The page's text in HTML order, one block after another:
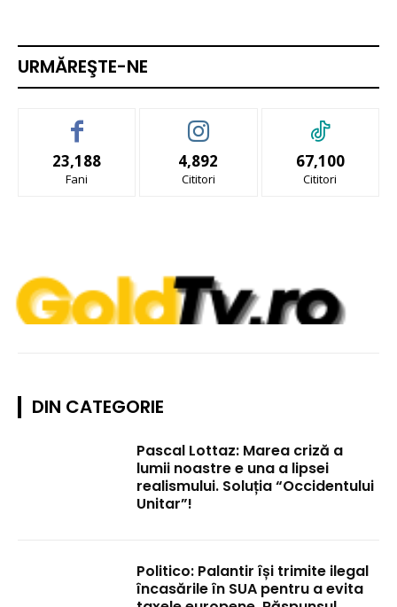
URMĂREŞTE-NE
23,188
Fani
4,892
Cititori
67,100
Cititori
DIN CATEGORIE
Pascal Lottaz: Marea criză a
lumii noastre e una a lipsei
realismului. Soluția “Occidentului
Unitar”!
Politico: Palantir își trimite ilegal
încasările în SUA pentru a evita